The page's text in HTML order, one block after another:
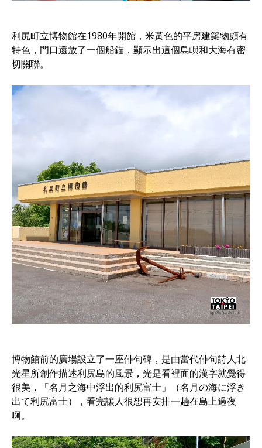
利尻町立博物館在1980年開館，米黃色的平房建築物頗有
特色，門口還放了一個船錨，顯示出這個島嶼和大海有密
切關聯。
博物館前的廣場設立了一座俳句碑，是由當代俳句詩人北
光星所創作描述利尻島的風景，光是看裡面的漢字就覺得
很美，「名月之海中浮出的利尻富士」（名月の海に浮き
出て利尻富士），看完讓人很想再安排一趟在島上過夜
啊。